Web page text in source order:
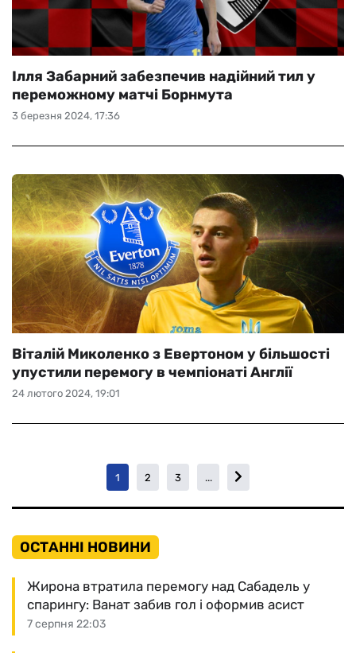
3 березня 2024, 17:36
Ілля Забарний забезпечив надійний тил у
переможному матчі Борнмута
24 лютого 2024, 19:01
Віталій Миколенко з Евертоном у більшості
упустили перемогу в чемпіонаті Англії
1 2 3 ...
ОСТАННІ НОВИНИ
7 серпня 22:03
Жирона втратила перемогу над Сабадель у
спарингу: Ванат забив гол і оформив асист